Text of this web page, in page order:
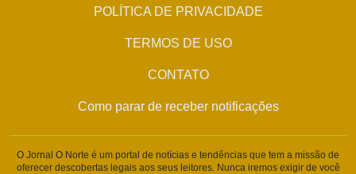
POLÍTICA DE PRIVACIDADE
TERMOS DE USO
CONTATO
Como parar de receber notificações
O Jornal O Norte é um portal de notícias e tendências que tem a missão de
oferecer descobertas legais aos seus leitores. Nunca iremos exigir de você